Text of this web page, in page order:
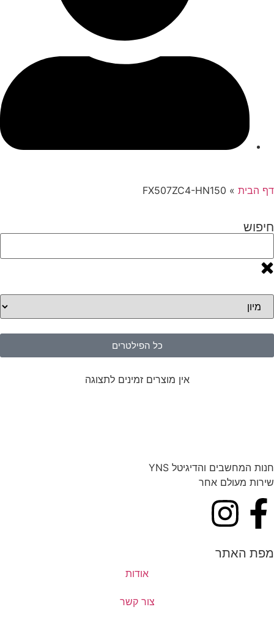
דף הבית »
FX507ZC4-HN150
חיפוש
כל הפילטרים
אין מוצרים זמינים לתצוגה
חנות המחשבים והדיגיטל YNS
שירות מעולם אחר
מפת האתר
אודות
צור קשר